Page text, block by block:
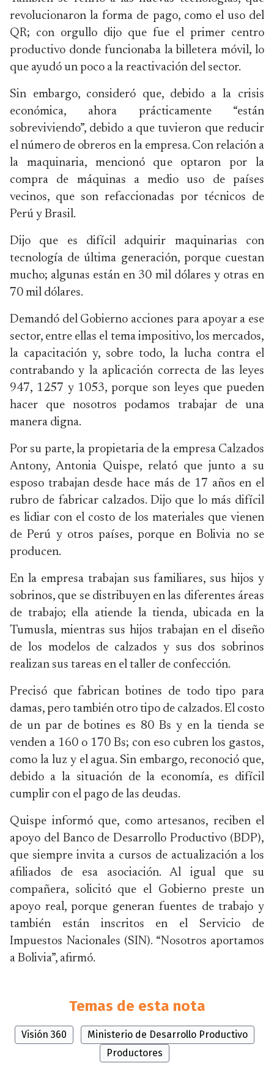
revolucionaron la forma de pago, como el uso del
QR; con orgullo dijo que fue el primer centro
productivo donde funcionaba la billetera móvil, lo
que ayudó un poco a la reactivación del sector.
Sin embargo, consideró que, debido a la crisis
económica, ahora prácticamente “están
sobreviviendo”, debido a que tuvieron que reducir
el número de obreros en la empresa. Con relación a
la maquinaria, mencionó que optaron por la
compra de máquinas a medio uso de países
vecinos, que son refaccionadas por técnicos de
Perú y Brasil.
Dijo que es difícil adquirir maquinarias con
tecnología de última generación, porque cuestan
mucho; algunas están en 30 mil dólares y otras en
70 mil dólares.
Demandó del Gobierno acciones para apoyar a ese
sector, entre ellas el tema impositivo, los mercados,
la capacitación y, sobre todo, la lucha contra el
contrabando y la aplicación correcta de las leyes
947, 1257 y 1053, porque son leyes que pueden
hacer que nosotros podamos trabajar de una
manera digna.
Por su parte, la propietaria de la empresa Calzados
Antony, Antonia Quispe, relató que junto a su
esposo trabajan desde hace más de 17 años en el
rubro de fabricar calzados. Dijo que lo más difícil
es lidiar con el costo de los materiales que vienen
de Perú y otros países, porque en Bolivia no se
producen.
En la empresa trabajan sus familiares, sus hijos y
sobrinos, que se distribuyen en las diferentes áreas
de trabajo; ella atiende la tienda, ubicada en la
Tumusla, mientras sus hijos trabajan en el diseño
de los modelos de calzados y sus dos sobrinos
realizan sus tareas en el taller de confección.
Precisó que fabrican botines de todo tipo para
damas, pero también otro tipo de calzados. El costo
de un par de botines es 80 Bs y en la tienda se
venden a 160 o 170 Bs; con eso cubren los gastos,
como la luz y el agua. Sin embargo, reconoció que,
debido a la situación de la economía, es difícil
cumplir con el pago de las deudas.
Quispe informó que, como artesanos, reciben el
apoyo del Banco de Desarrollo Productivo (BDP),
que siempre invita a cursos de actualización a los
afiliados de esa asociación. Al igual que su
compañera, solicitó que el Gobierno preste un
apoyo real, porque generan fuentes de trabajo y
también están inscritos en el Servicio de
Impuestos Nacionales (SIN). “Nosotros aportamos
a Bolivia”, afirmó.
Temas de esta nota
Visión 360
Ministerio de Desarrollo Productivo
Productores